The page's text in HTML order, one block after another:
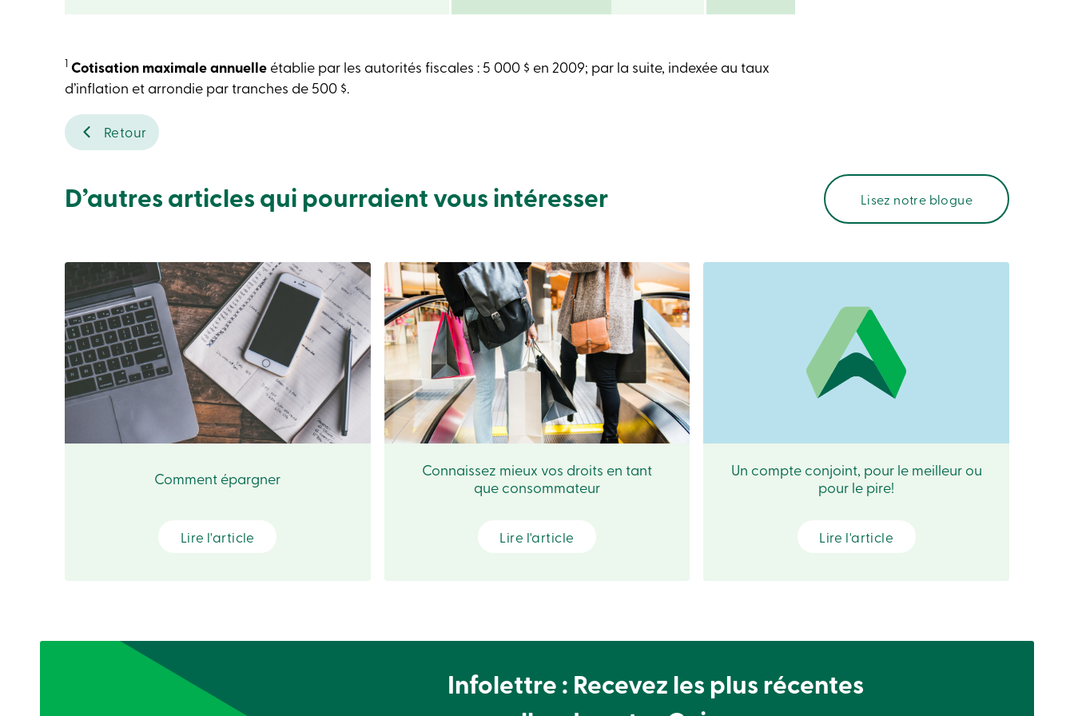
1 Cotisation maximale annuelle établie par les autorités fiscales : 5 000 $ en 2009; par la suite, indexée au taux
d’inflation et arrondie par tranches de 500 $.
Retour
D’autres articles qui pourraient vous intéresser Lisez notre blogue
Comment épargner
Lire l'article
Connaissez mieux vos droits en tant
que consommateur
Lire l'article
Un compte conjoint, pour le meilleur ou
pour le pire!
Lire l'article
Infolettre : Recevez les plus récentes